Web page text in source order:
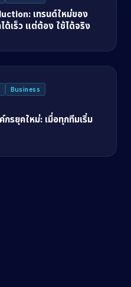
เทรนด์ใหม่ของ
ด้เร็ว แต่ต้อง ใช้ได้จริง
Business
รยุคใหม่: เมื่อทุกทีมเริ่ม